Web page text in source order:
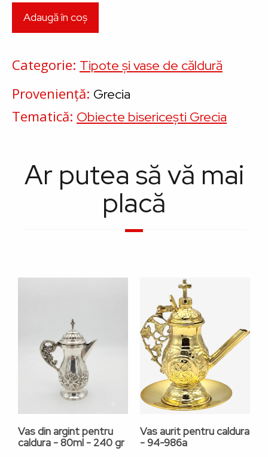
Categorie Tipote și vase de căldură
Proveniență Grecia
Tematică Obiecte bisericești Grecia
Ar putea să vă mai
placă
Vas din argint pentru
caldura - 80ml - 240 gr
Vas aurit pentru caldura
- 94-986a